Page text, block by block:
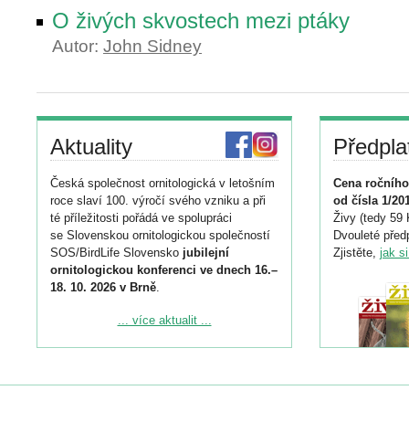
O živých skvostech mezi ptáky
Autor: John Sidney
Aktuality
Česká společnost ornitologická v letošním
roce slaví 100. výročí svého vzniku a při
té příležitosti pořádá ve spolupráci
se Slovenskou ornitologickou společností
SOS/BirdLife Slovensko jubilejní
ornitologickou konferenci ve dnech 16.–
18. 10. 2026 v Brně.
Podrobnější informace ke konferenci
Registrovat se můžete do 6. září.
... více aktualit ...
Cena
od čísla 1/
Živy (tedy 59
Dvouleté
Zjistěte, jak